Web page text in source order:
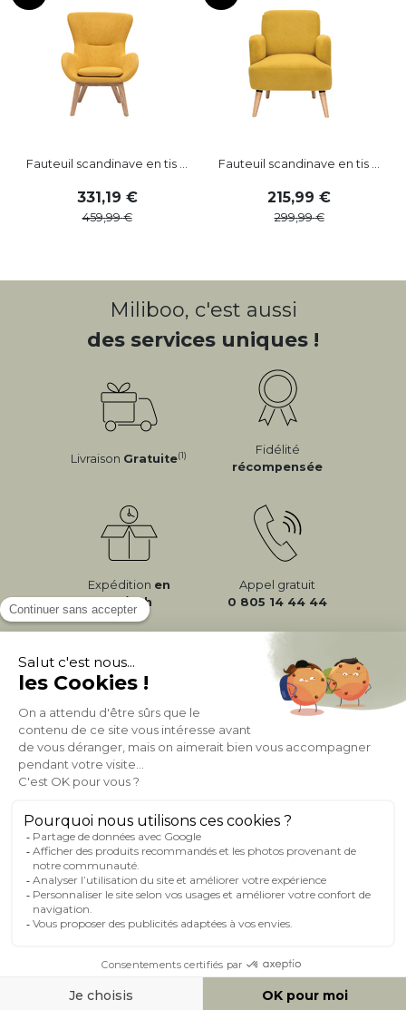
Fauteuil scandinave en tis ...
331,19
459,99
Fauteuil scandinave en tis ...
215,99
299,99
Miliboo, c'est aussi
des services uniques !
Livraison Gratuite(1)
Fidélité
récompensée
Expédition en
24/72h
Appel gratuit
0 805 14 44 44
À PROPOS DE MILIBOO
AIDE & CONTACT